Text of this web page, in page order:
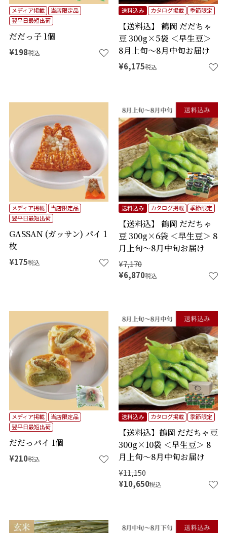
だだっ子 1個
メディア掲載
当店限定品
翌平日最短出荷
¥198税込
【送料込】 鶴岡 だだちゃ
豆 300g×5袋 ＜早生豆＞
8月上旬～8月中旬お届け
送料込み カタログ掲載 季節限定
¥6,175税込
GASSAN (ガッサン) パイ 1
枚
メディア掲載
当店限定品
翌平日最短出荷
¥175税込
【送料込】 鶴岡 だだちゃ
豆 300g×6袋 ＜早生豆＞ 8
月上旬～8月中旬お届け
送料込み カタログ掲載 季節限定
¥7,170
¥6,870税込
だだっパイ 1個
メディア掲載
当店限定品
翌平日最短出荷
¥210税込
【送料込】鶴岡 だだちゃ豆
300g×10袋 ＜早生豆＞ 8
月上旬～8月中旬お届け
送料込み カタログ掲載 季節限定
¥11,150
¥10,650税込